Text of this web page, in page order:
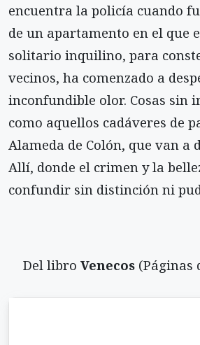
encuentra la policía cuando
de un apartamento en el que
solitario inquilino, para
vecinos, ha comenzado a
inconfundible olor. Cosas sin
como aquellos cadáveres de
Alameda de Colón, que van a
Allí, donde el crimen y la
confundir sin distinción ni
Del libro Venecos (Páginas